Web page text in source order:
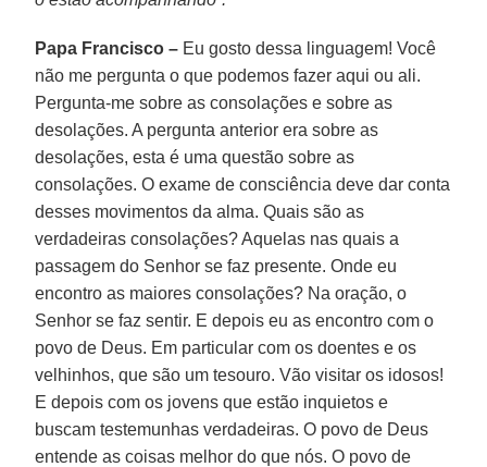
Papa Francisco – Eu gosto dessa linguagem! Você
não me pergunta o que podemos fazer aqui ou ali.
Pergunta-me sobre as consolações e sobre as
desolações. A pergunta anterior era sobre as
desolações, esta é uma questão sobre as
consolações. O exame de consciência deve dar conta
desses movimentos da alma. Quais são as
verdadeiras consolações? Aquelas nas quais a
passagem do Senhor se faz presente. Onde eu
encontro as maiores consolações? Na oração, o
Senhor se faz sentir. E depois eu as encontro com o
povo de Deus. Em particular com os doentes e os
velhinhos, que são um tesouro. Vão visitar os idosos!
E depois com os jovens que estão inquietos e
buscam testemunhas verdadeiras. O povo de Deus
entende as coisas melhor do que nós. O povo de